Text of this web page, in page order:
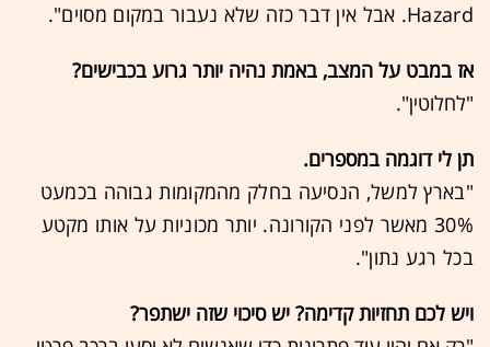
Hazard. אבל אין דבר כזה שלא נעבור במקום מסוים".
אז במבט על המצב, באמת נהיה יותר גרוע בכבישים?
"לחלוטין".
תן לי דוגמה במספרים.
"בארץ למשל, הנסיעה בחלק מהמקומות גבוהה בכמעט
30% מאשר לפני הקורונה. יותר מכוניות על אותו מקטע
בכל רגע נתון".
ויש לכם תחזיות קדימה? יש סיכוי שזה ישתפר?